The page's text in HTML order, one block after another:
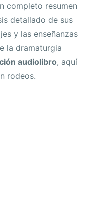
completo resumen
detallado de sus
y las enseñanzas
la dramaturgia
audiolibro, aquí
rodeos.